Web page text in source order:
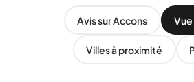
Avis sur Accons
Villes à proximité